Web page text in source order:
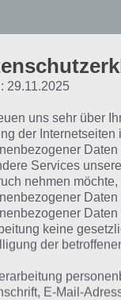
liegt
Geografie Quiz
wird das
Kauf diese auch
29.11.2025
uns sehr über
der
Services
nehmen
keine
der
E-Mail-